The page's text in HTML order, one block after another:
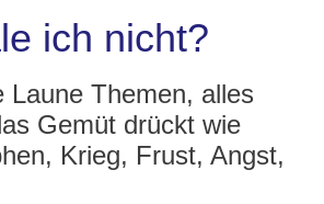
ich nicht?
Laune Themen, alles
Gemüt drückt wie
Krieg, Frust, Angst,